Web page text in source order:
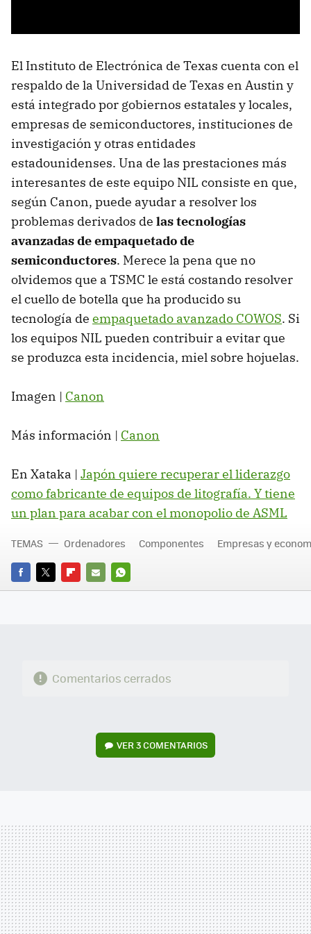
El Instituto de Electrónica de Texas cuenta con el
respaldo de la Universidad de Texas en Austin y
está integrado por gobiernos estatales y locales,
empresas de semiconductores, instituciones de
investigación y otras entidades
estadounidenses. Una de las prestaciones más
interesantes de este equipo NIL consiste en que,
según Canon, puede ayudar a resolver los
problemas derivados de las tecnologías
avanzadas de empaquetado de
semiconductores. Merece la pena que no
olvidemos que a TSMC le está costando resolver
el cuello de botella que ha producido su
tecnología de empaquetado avanzado COWOS. Si
los equipos NIL pueden contribuir a evitar que
se produzca esta incidencia, miel sobre hojuelas.
Imagen | Canon
Más información | Canon
En Xataka | Japón quiere recuperar el liderazgo
como fabricante de equipos de litografía. Y tiene
un plan para acabar con el monopolio de ASML
FACEBOOK
TWITTERFLIPBOARD
E-
WHATSAPP
TEMAS Ordenadores Componentes Empresas y
Comentarios cerrados
VER3 COMENTARIOS